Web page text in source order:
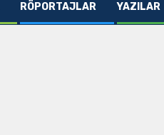
RÖPORTAJLAR YAZILAR